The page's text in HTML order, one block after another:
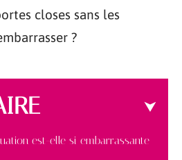
closes sans les
?
est-elle si embarrassante